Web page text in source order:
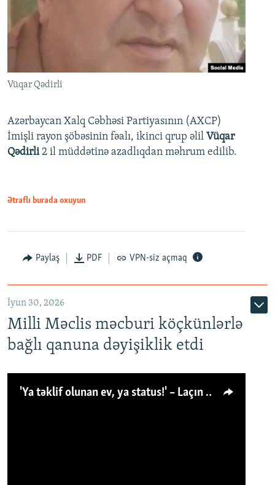
Vüqar Qədirli
Azərbaycan Xalq Cəbhəsi Partiyasının (AXCP)
İmişli rayon şöbəsinin fəalı, ikinci qrup əlil Vüqar
Qədirli2 il müddətinə azadlıqdan məhrum edilib.
Ətraflı burada oxuyun
Paylaş PDF VPN-siz açmaq
İyun 30, 2026
Milli Məclis məcburi köçkünlərlə
bağlı qanuna dəyişiklik etdi
'Ya təklif olunan ev, ya status!' – Laçın köçkünü: 'Laçından başqa heç hara!'